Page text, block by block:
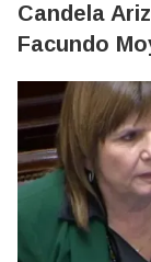
Candela
Facundo